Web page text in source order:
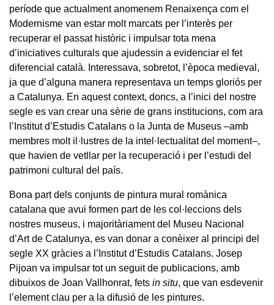
període que actualment anomenem Renaixença com el
Modernisme van estar molt marcats per l’interès per
recuperar el passat històric i impulsar tota mena
d’iniciatives culturals que ajudessin a evidenciar el fet
diferencial català. Interessava, sobretot, l’època medieval,
ja que d’alguna manera representava un temps gloriós per
a Catalunya. En aquest context, doncs, a l’inici del nostre
segle es van crear una sèrie de grans institucions, com ara
l’Institut d’Estudis Catalans o la Junta de Museus –amb
membres molt il·lustres de la intel·lectualitat del moment–,
que havien de vetllar per la recuperació i per l’estudi del
patrimoni cultural del país.
Bona part dels conjunts de pintura mural romànica
catalana que avui formen part de les col·leccions dels
nostres museus, i majoritàriament del Museu Nacional
d’Art de Catalunya, es van donar a conèixer al principi del
segle XX gràcies a l’Institut d’Estudis Catalans. Josep
Pijoan va impulsar tot un seguit de publicacions, amb
dibuixos de Joan Vallhonrat, fets in situ, que van esdevenir
l’element clau per a la difusió de les pintures.